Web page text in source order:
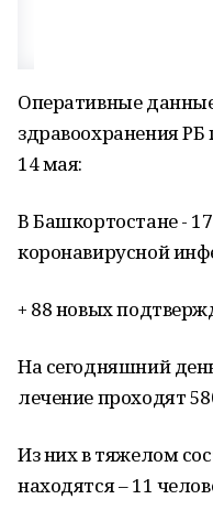
Оперативные
здравоохранения РБ
14 мая:
В Башкортостане -
коронавирусной
+ 88 новых
На сегодняшний
лечение проходят
Из них в тяжелом
находятся – 11